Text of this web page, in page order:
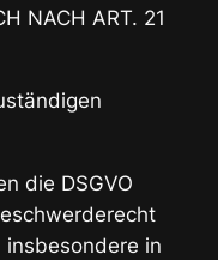
NACH ART. 21
die DSGVO
in